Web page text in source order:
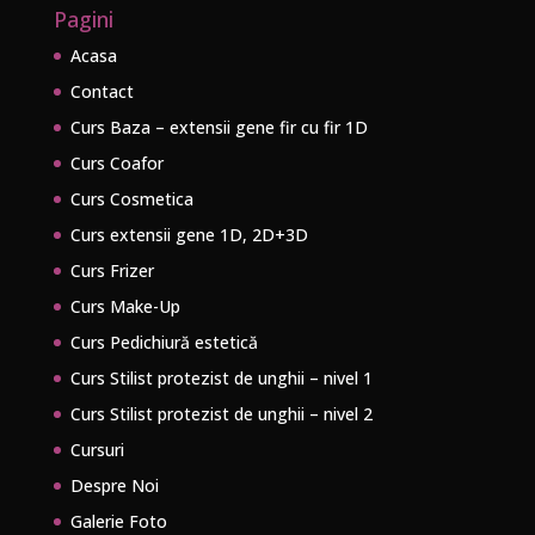
Pagini
Acasa
Contact
Curs Baza – extensii gene fir cu fir 1D
Curs Coafor
Curs Cosmetica
Curs extensii gene 1D, 2D+3D
Curs Frizer
Curs Make-Up
Curs Pedichiură estetică
Curs Stilist protezist de unghii – nivel 1
Curs Stilist protezist de unghii – nivel 2
Cursuri
Despre Noi
Galerie Foto